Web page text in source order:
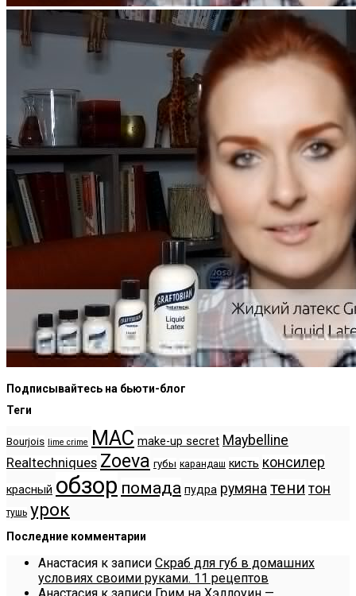
Подписывайтесь на бьюти-блог
Теги
Bourjois lime crime MAC make-up secret Maybelline
Realtechniques Zoeva губы карандаш кисть консилер
красный обзор помада пудра румяна тени тон
тушь урок
Последние комментарии
Анастасия к записи Скраб для губ в домашних
условиях своими руками. 11 рецептов
Анастасия к записи Грим на Хэллоуин —